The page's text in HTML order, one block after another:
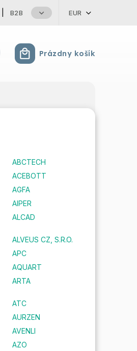
B2B EUR
Nákupný košík
Prázdny košík
ABCTECH
ACEBOTT
AGFA
AIPER
ALCAD
ALVEUS CZ, S.R.O.
APC
AQUART
ARTA
ATC
AURZEN
AVENLI
AZO